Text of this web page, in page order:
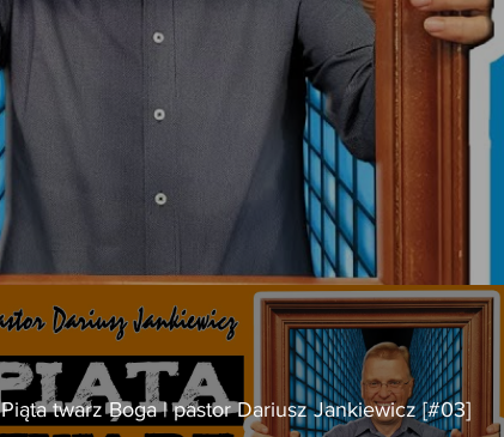
Piąta twarz Boga | pastor Dariusz Jankiewicz [#03]